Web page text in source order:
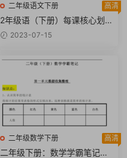
二年级语文下册 高清
2年级语（下册）每课核心划重
点清单：共40页囊括所有的考
2023-07-15
二年级数学下册 高清
二年级下册：数学学霸笔记【2